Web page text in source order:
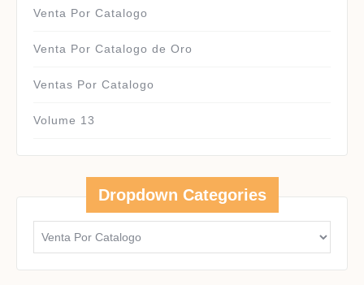
Venta Por Catalogo
Venta Por Catalogo de Oro
Ventas Por Catalogo
Volume 13
Dropdown Categories